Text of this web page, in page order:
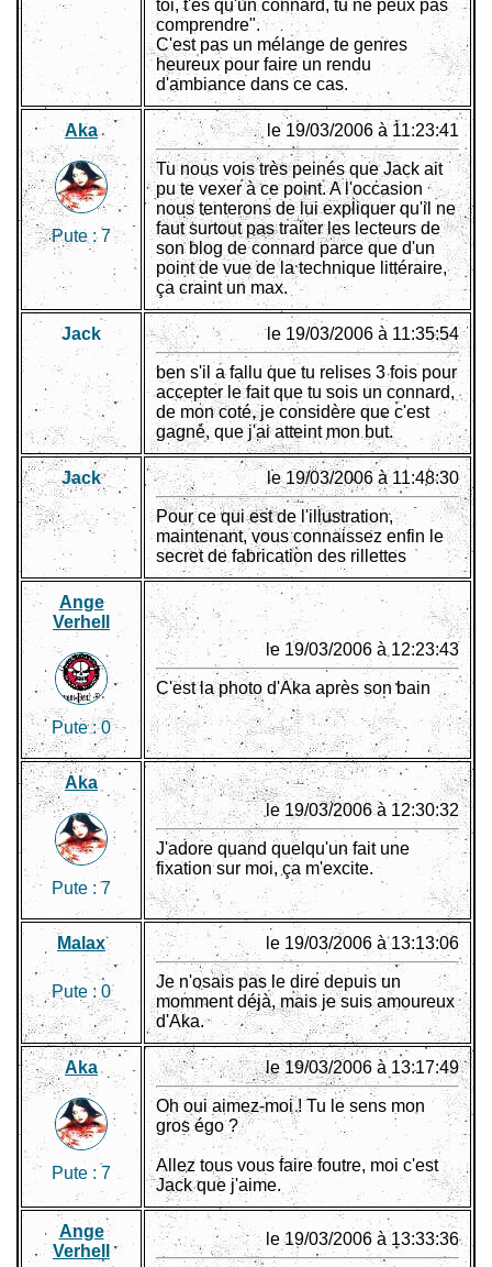
toi, t'es qu'un connard, tu ne peux pas
comprendre".
C'est pas un mélange de genres
heureux pour faire un rendu
d'ambiance dans ce cas.
Aka
Pute :7
le 19/03/2006 à 11:23:41
Tu nous vois très peinés que Jack ait
pu te vexer à ce point. A l'occasion
nous tenterons de lui expliquer qu'il ne
faut surtout pas traiter les lecteurs de
son blog de connard parce que d'un
point de vue de la technique littéraire,
ça craint un max.
Jack le 19/03/2006 à 11:35:54
ben s'il a fallu que tu relises 3 fois pour
accepter le fait que tu sois un connard,
de mon coté, je considère que c'est
gagné, que j'ai atteint mon but.
Jack le 19/03/2006 à 11:48:30
Pour ce qui est de l'illustration,
maintenant, vous connaissez enfin le
secret de fabrication des rillettes
Ange
Verhell
Pute :0
le 19/03/2006 à 12:23:43
C'est la photo d'Aka après son bain
Aka
Pute :7
le 19/03/2006 à 12:30:32
J'adore quand quelqu'un fait une
fixation sur moi, ça m'excite.
Malax
Pute : 0
le 19/03/2006 à 13:13:06
Je n'osais pas le dire depuis un
momment déjà, mais je suis amoureux
d'Aka.
Aka
Pute : 7
le 19/03/2006 à 13:17:49
Oh oui aimez-moi ! Tu le sens mon
gros égo ?
Allez tous vous faire foutre, moi c'est
Jack que j'aime.
Ange
Verhell
le 19/03/2006 à 13:33:36